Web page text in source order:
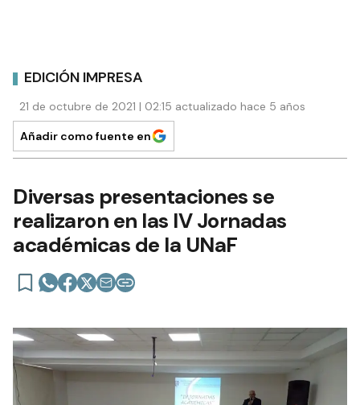
EDICIÓN IMPRESA
21 de octubre de 2021 | 02:15 actualizado hace 5 años
Añadir como fuente en
Diversas presentaciones se
realizaron en las IV Jornadas
académicas de la UNaF